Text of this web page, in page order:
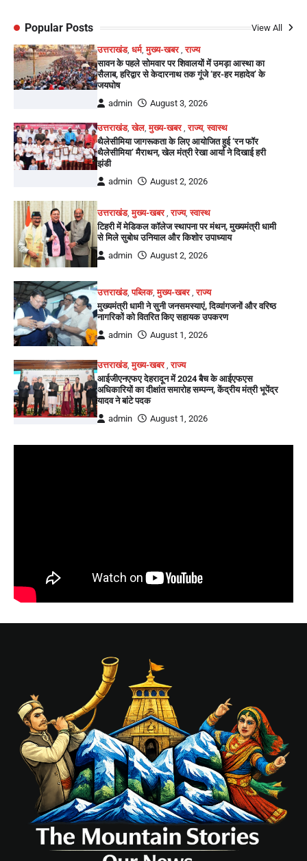
Popular Posts View All
उत्तराखंड,धर्म,मुख्य-खबर,राज्य
सावन के पहले सोमवार पर शिवालयों में उमड़ा आस्था का
सैलाब, हरिद्वार से केदारनाथ तक गूंजे ‘हर-हर महादेव’ के
जयघोष
admin
August 3, 2026
उत्तराखंड,खेल,मुख्य-खबर,राज्य,स्वास्थ
थैलेसीमिया जागरूकता के लिए आयोजित हुई ‘रन फॉर
थैलेसीमिया’ मैराथन, खेल मंत्री रेखा आर्या ने दिखाई हरी
झंडी
admin
August 2, 2026
उत्तराखंड,मुख्य-खबर ,राज्य,स्वास्थ
टिहरी में मेडिकल कॉलेज स्थापना पर मंथन, मुख्यमंत्री धामी
से मिले सुबोध उनियाल और किशोर उपाध्याय
admin
August 2, 2026
उत्तराखंड,पब्लिक,मुख्य-खबर ,राज्य
मुख्यमंत्री धामी ने सुनी जनसमस्याएं, दिव्यांगजनों और वरिष्ठ
नागरिकों को वितरित किए सहायक उपकरण
admin
August 1, 2026
उत्तराखंड,मुख्य-खबर,राज्य
आईजीएनएफए देहरादून में 2024 बैच के आईएफएस
अधिकारियों का दीक्षांत समारोह सम्पन्न, केंद्रीय मंत्री भूपेंद्र
यादव ने बांटे पदक
admin
August 1, 2026